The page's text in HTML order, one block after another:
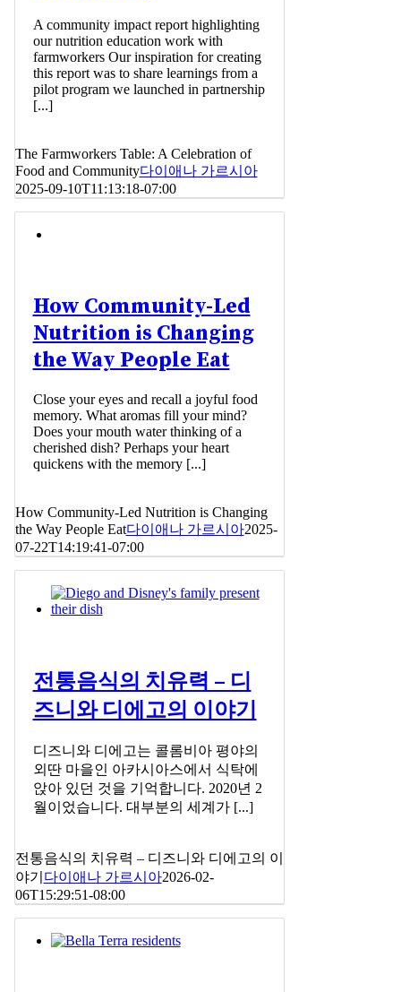
A community impact report highlighting
our nutrition education work with
farmworkers Our inspiration for creating
this report was to share learnings from a
pilot program we launched in partnership
[...]
The Farmworkers Table: A Celebration of
Food and Community다이애나 가르시아
2025-09-10T11:13:18-07:00
How Community-Led
Nutrition is Changing
the Way People Eat
Close your eyes and recall a joyful food
memory. What aromas fill your mind?
Does your mouth water thinking of a
cherished dish? Perhaps your heart
quickens with the memory [...]
How Community-Led Nutrition is Changing
the Way People Eat다이애나 가르시아2025-
07-22T14:19:41-07:00
전통음식의 치유력 – 디
즈니와 디에고의 이야기
디즈니와 디에고는 콜롬비아 평야의
외딴 마을인 아카시아스에서 식탁에
앉아 있던 것을 기억합니다. 2020년 2
월이었습니다. 대부분의 세계가 [...]
전통음식의 치유력 – 디즈니와 디에고의 이
야기 다이애나 가르시아2026-02-
06T15:29:51-08:00